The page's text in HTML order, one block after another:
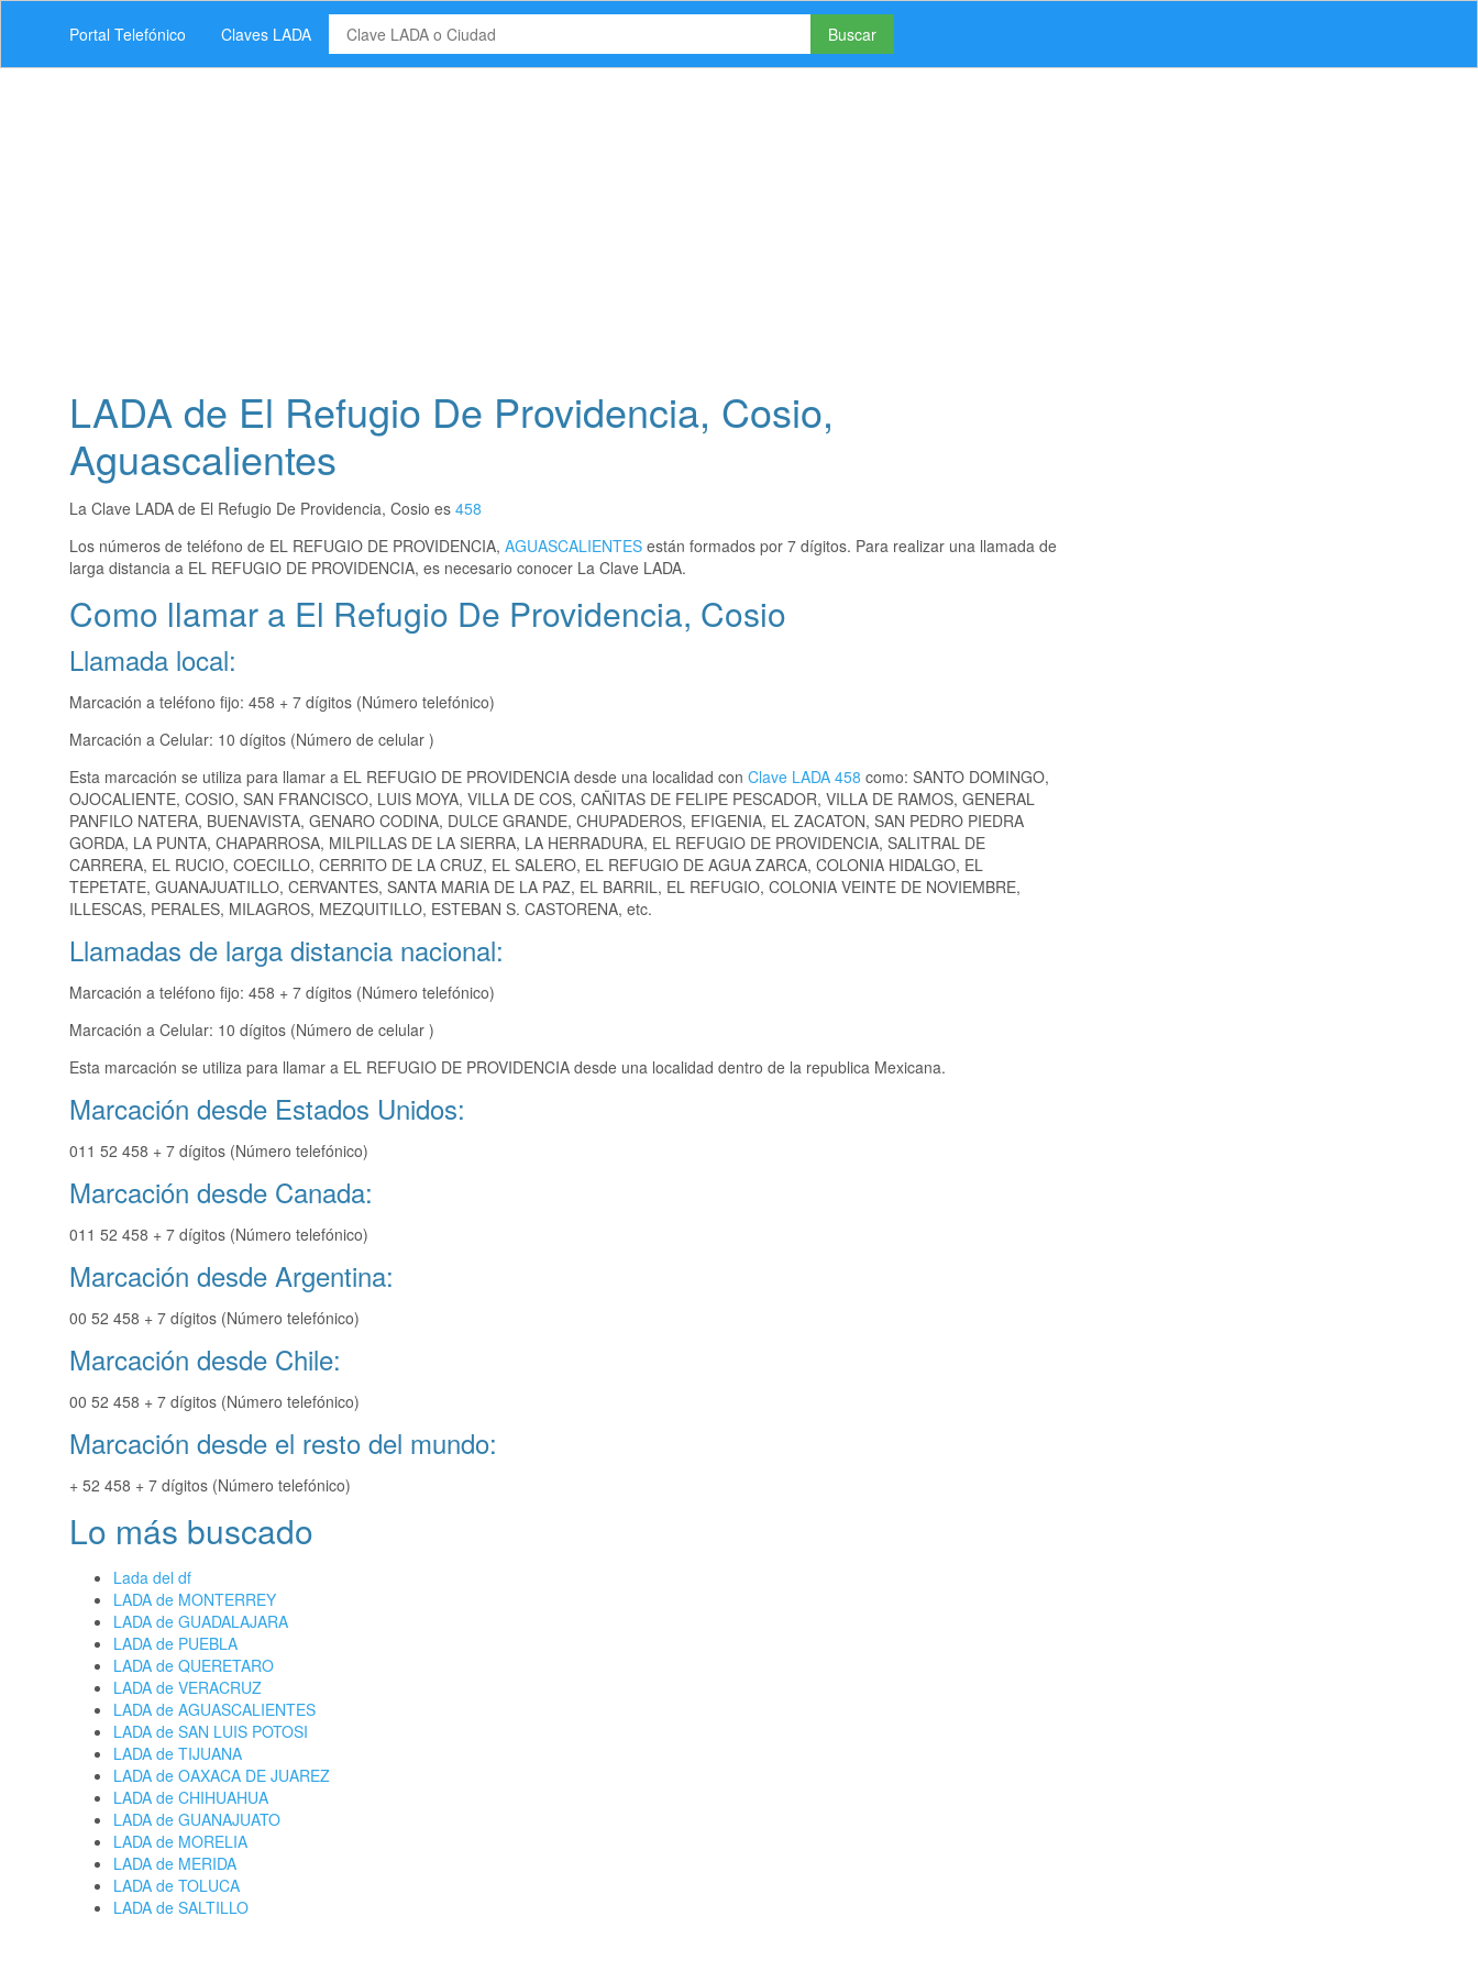
Portal Telefónico Claves LADA Buscar
LADA de El Refugio De Providencia, Cosio,
Aguascalientes
La Clave LADA de El Refugio De Providencia, Cosio es 458
Los números de teléfono de EL REFUGIO DE PROVIDENCIA, AGUASCALIENTES están formados por 7 dígitos. Para realizar una llamada de
larga distancia a EL REFUGIO DE PROVIDENCIA, es necesario conocer La Clave LADA.
Como llamar a El Refugio De Providencia, Cosio
Llamada local:
Marcación a teléfono fijo: 458 + 7 dígitos (Número telefónico)
Marcación a Celular: 10 dígitos (Número de celular )
Esta marcación se utiliza para llamar a EL REFUGIO DE PROVIDENCIA desde una localidad con Clave LADA 458 como: SANTO DOMINGO,
OJOCALIENTE, COSIO, SAN FRANCISCO, LUIS MOYA, VILLA DE COS, CAÑITAS DE FELIPE PESCADOR, VILLA DE RAMOS, GENERAL
PANFILO NATERA, BUENAVISTA, GENARO CODINA, DULCE GRANDE, CHUPADEROS, EFIGENIA, EL ZACATON, SAN PEDRO PIEDRA
GORDA, LA PUNTA, CHAPARROSA, MILPILLAS DE LA SIERRA, LA HERRADURA, EL REFUGIO DE PROVIDENCIA, SALITRAL DE
CARRERA, EL RUCIO, COECILLO, CERRITO DE LA CRUZ, EL SALERO, EL REFUGIO DE AGUA ZARCA, COLONIA HIDALGO, EL
TEPETATE, GUANAJUATILLO, CERVANTES, SANTA MARIA DE LA PAZ, EL BARRIL, EL REFUGIO, COLONIA VEINTE DE NOVIEMBRE,
ILLESCAS, PERALES, MILAGROS, MEZQUITILLO, ESTEBAN S. CASTORENA, etc.
Llamadas de larga distancia nacional:
Marcación a teléfono fijo: 458 + 7 dígitos (Número telefónico)
Marcación a Celular: 10 dígitos (Número de celular )
Esta marcación se utiliza para llamar a EL REFUGIO DE PROVIDENCIA desde una localidad dentro de la republica Mexicana.
Marcación desde Estados Unidos:
011 52 458 + 7 dígitos (Número telefónico)
Marcación desde Canada:
011 52 458 + 7 dígitos (Número telefónico)
Marcación desde Argentina:
00 52 458 + 7 dígitos (Número telefónico)
Marcación desde Chile:
00 52 458 + 7 dígitos (Número telefónico)
Marcación desde el resto del mundo:
+ 52 458 + 7 dígitos (Número telefónico)
Lo más buscado
Lada del df
LADA de MONTERREY
LADA de GUADALAJARA
LADA de PUEBLA
LADA de QUERETARO
LADA de VERACRUZ
LADA de AGUASCALIENTES
LADA de SAN LUIS POTOSI
LADA de TIJUANA
LADA de OAXACA DE JUAREZ
LADA de CHIHUAHUA
LADA de GUANAJUATO
LADA de MORELIA
LADA de MERIDA
LADA de TOLUCA
LADA de SALTILLO